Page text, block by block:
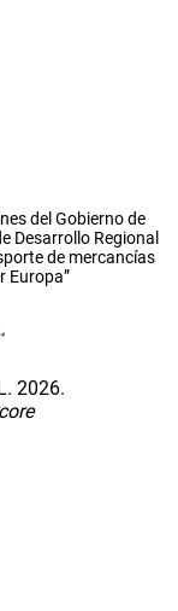
del Gobierno de
Desarrollo Regional
de mercancías
Europa”
2026.